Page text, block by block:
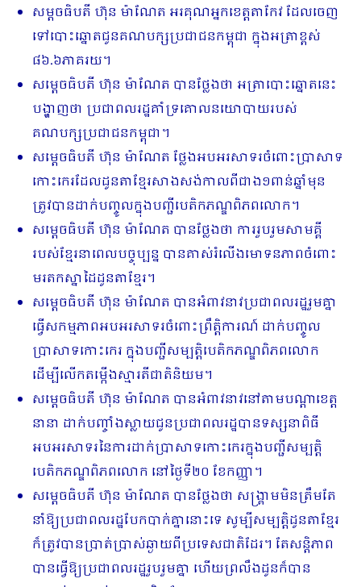
សម្តចធិបតី ហ៊ុន ម៉ាណែត អរគុណអ្នកខេត្តតាកែវ ដែលចេញ
ទៅបោះឆ្នោតជូនគណបក្សប្រជាជនកម្ពុជា ក្នុងអត្រាខ្ពស់
៨៦.៦ភាគរយ។
សម្តេចធិបតី ហ៊ុន ម៉ាណែត បានថ្លែងថា អត្រាបោះឆ្នោតនេះ
បង្ហាញថា ប្រជាពលរដ្ឋគាំទ្រគោលនយោបាយរបស់
គណបក្សប្រជាជនកម្ពុជា។
សម្តេចធិបតី ហ៊ុន ម៉ាណែត ថ្លែងអបអរសាទរចំពោះប្រាសាទ
កោះកេរដែលដូនតាខ្មែរ​សាងសង់កាលពីជាង១ពាន់ឆ្នាំមុន
ត្រូវបានដាក់បញ្ចូលក្នុងបញ្ជីបេតិកភណ្ឌពិភពលោក។
សម្តេចធិបតី ហ៊ុន ម៉ាណែត បានថ្លែងថា ការរួបរួមសាមគ្គី
របស់ខ្មែរនាពេលបច្ចុប្បន្ន បានគាស់រំលើងមោទនភាពចំពោះ
មរតកស្នាដៃដូនតាខ្មែរ។
សម្តេចធិបតី ហ៊ុន ម៉ាណែត បានអំពាវនាវប្រជាពលរដ្ឋរួមគ្នា
ធ្វើសកម្មភាពអបអរសាទរចំពោះព្រឹត្តិការណ៍ ដាក់បញ្ចូល
ប្រាសាទកោះកេរ ក្នុងបញ្ជីសម្បត្តិបេតិកភណ្ឌពិភពលោក
ដើម្បីលើកតម្កើងស្មារតីជាតិនិយម។
សម្តេចធិបតី ហ៊ុន ម៉ាណែត បានអំពាវនាវនៅតាមបណ្តាខេត្ត
នានា ដាក់បញ្ចាំងស្លាយជូន​ប្រជា​ពលរដ្ឋបានទស្សនាពិធី
អបអរសាទរនៃការដាក់ប្រាសាទកោះកេរក្នុងបញ្ជីសម្បត្តិ
បេតិកភណ្ឌពិភពលោក នៅថ្ងៃទី២០ ខែកញ្ញា។
សម្តេចធិបតី ហ៊ុន ម៉ាណែត បានថ្លែងថា សង្គ្រាមមិនត្រឹមតែ
នាំឱ្យប្រជាពលរដ្ឋបែកបាក់គ្នានោះទេ សូម្បីសម្បត្តិដូនតាខ្មែរ
ក៏ត្រូវបានប្រាត់ប្រាស់ឆ្ងាយពីប្រទេសជាតិដែរ។ តែសន្តិភាព
បានធ្វើឱ្យប្រជាពលរដ្ឋរួបរួមគ្នា ហើយព្រលឹងដូនក៏បាន